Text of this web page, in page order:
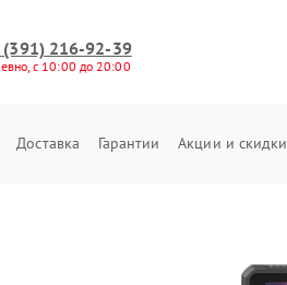
(391) 216-92-39
с 10:00 до 20:00
Доставка Гарантии Акции и скидки